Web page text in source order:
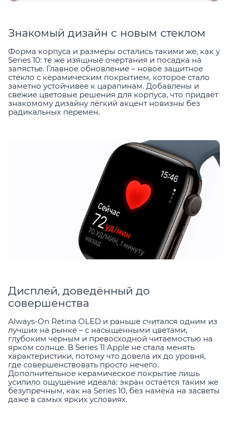
Знакомый дизайн с новым стеклом
Форма корпуса и размеры остались такими же, как у
Series 10: те же изящные очертания и посадка на
запястье. Главное обновление – новое защитное
стекло с керамическим покрытием, которое стало
заметно устойчивее к царапинам. Добавлены и
свежие цветовые решения для корпуса, что придаёт
знакомому дизайну лёгкий акцент новизны без
радикальных перемен.
Дисплей, доведённый до
совершенства
Always-On Retina OLED и раньше считался одним из
лучших на рынке – с насыщенными цветами,
глубоким чёрным и превосходной читаемостью на
ярком солнце. В Series 11 Apple не стала менять
характеристики, потому что довела их до уровня,
где совершенствовать просто нечего.
Дополнительное керамическое покрытие лишь
усилило ощущение идеала: экран остаётся таким же
безупречным, как на Series 10, без намёка на засветы
даже в самых ярких условиях.